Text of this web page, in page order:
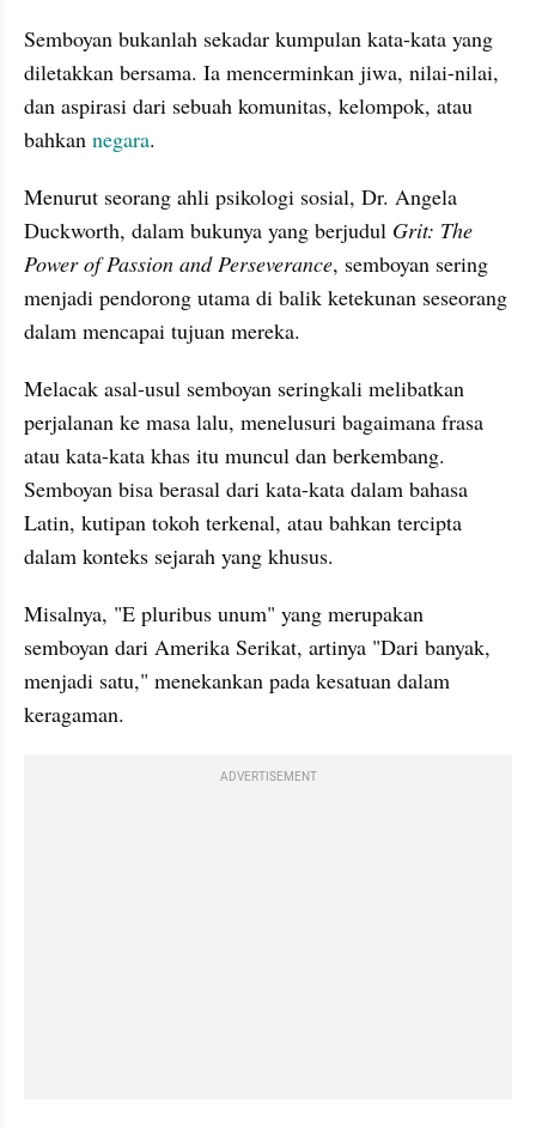
Semboyan bukanlah sekadar kumpulan kata-kata yang
diletakkan bersama. Ia mencerminkan jiwa, nilai-nilai,
dan aspirasi dari sebuah komunitas, kelompok, atau
bahkan negara.
Menurut seorang ahli psikologi sosial, Dr. Angela
Duckworth, dalam bukunya yang berjudul Grit: The
Power of Passion and Perseverance, semboyan sering
menjadi pendorong utama di balik ketekunan seseorang
dalam mencapai tujuan mereka.
Melacak asal-usul semboyan seringkali melibatkan
perjalanan ke masa lalu, menelusuri bagaimana frasa
atau kata-kata khas itu muncul dan berkembang.
Semboyan bisa berasal dari kata-kata dalam bahasa
Latin, kutipan tokoh terkenal, atau bahkan tercipta
dalam konteks sejarah yang khusus.
Misalnya, "E pluribus unum" yang merupakan
semboyan dari Amerika Serikat, artinya "Dari banyak,
menjadi satu," menekankan pada kesatuan dalam
keragaman.
ADVERTISEMENT